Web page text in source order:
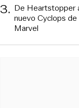
3. De Heartstopper
nuevo Cyclops
Marvel